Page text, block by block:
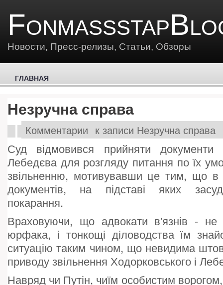
Новости, Пресс-релизы, Статьи, Обзоры
ГЛАВНАЯ
Незручна справа
Комментарии к записи Незручна справа
Суд відмовився прийняти документи
Лебедєва для розгляду питання по їх
звільненню, мотивувавши це тим, що в
документів, на підставі яких
покарання.
Враховуючи, що адвокати в'язнів - не
юрфака, і тонкощі діловодства їм
ситуацію таким чином, що невидима
приводу звільнення Ходорковського і
Навряд чи Путін, чиїм особистим